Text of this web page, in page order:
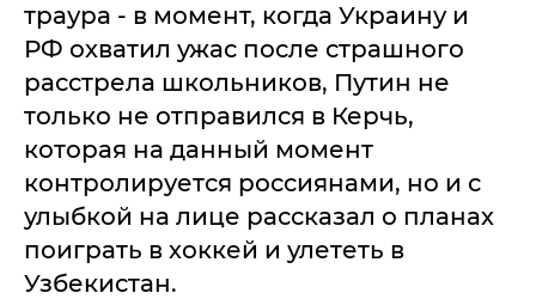
траура - в момент, когда Украину и
РФ охватил ужас после страшного
расстрела школьников, Путин не
только не отправился в Керчь,
которая на данный момент
контролируется россиянами, но и с
улыбкой на лице рассказал о планах
поиграть в хоккей и улететь в
Узбекистан.